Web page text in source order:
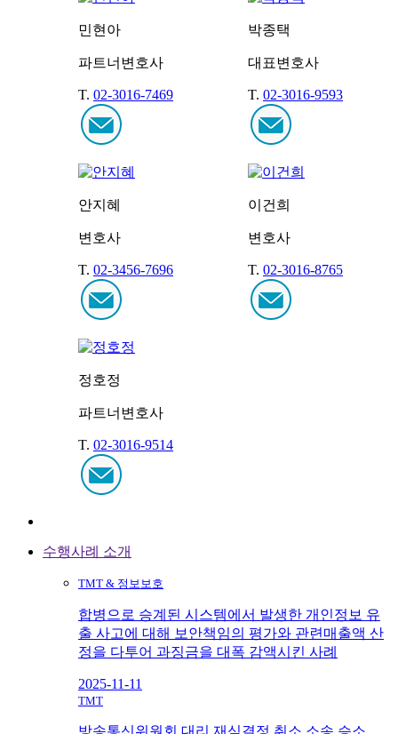
민현아
파트너변호사
T. 02-3016-7469
박종택
대표변호사
T. 02-3016-9593
안지혜
변호사
T. 02-3456-7696
이건희
변호사
T. 02-3016-8765
정호정
파트너변호사
T. 02-3016-9514
수행사례 소개
TMT & 정보보호
합병으로 승계된 시스템에서 발생한 개인정보 유
출 사고에 대해 보안책임의 평가와 관련매출액 산
정을 다투어 과징금을 대폭 감액시킨 사례
2025-11-11
TMT